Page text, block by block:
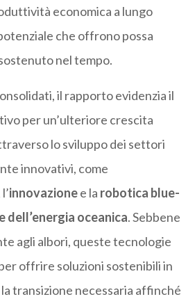
economica a lungo
che offrono possa
nel tempo.
il rapporto evidenzia il
per un’ulteriore crescita
lo sviluppo dei settori
innovativi, come
l’innovazionee la robotica blue-
dell’energia oceanica. Sebbene
agli albori, queste tecnologie
offrire soluzioni sostenibili in
transizione necessaria affinché